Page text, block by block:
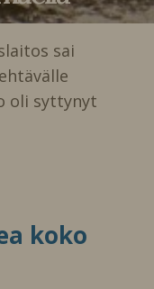
sai
oli syttynyt
koko